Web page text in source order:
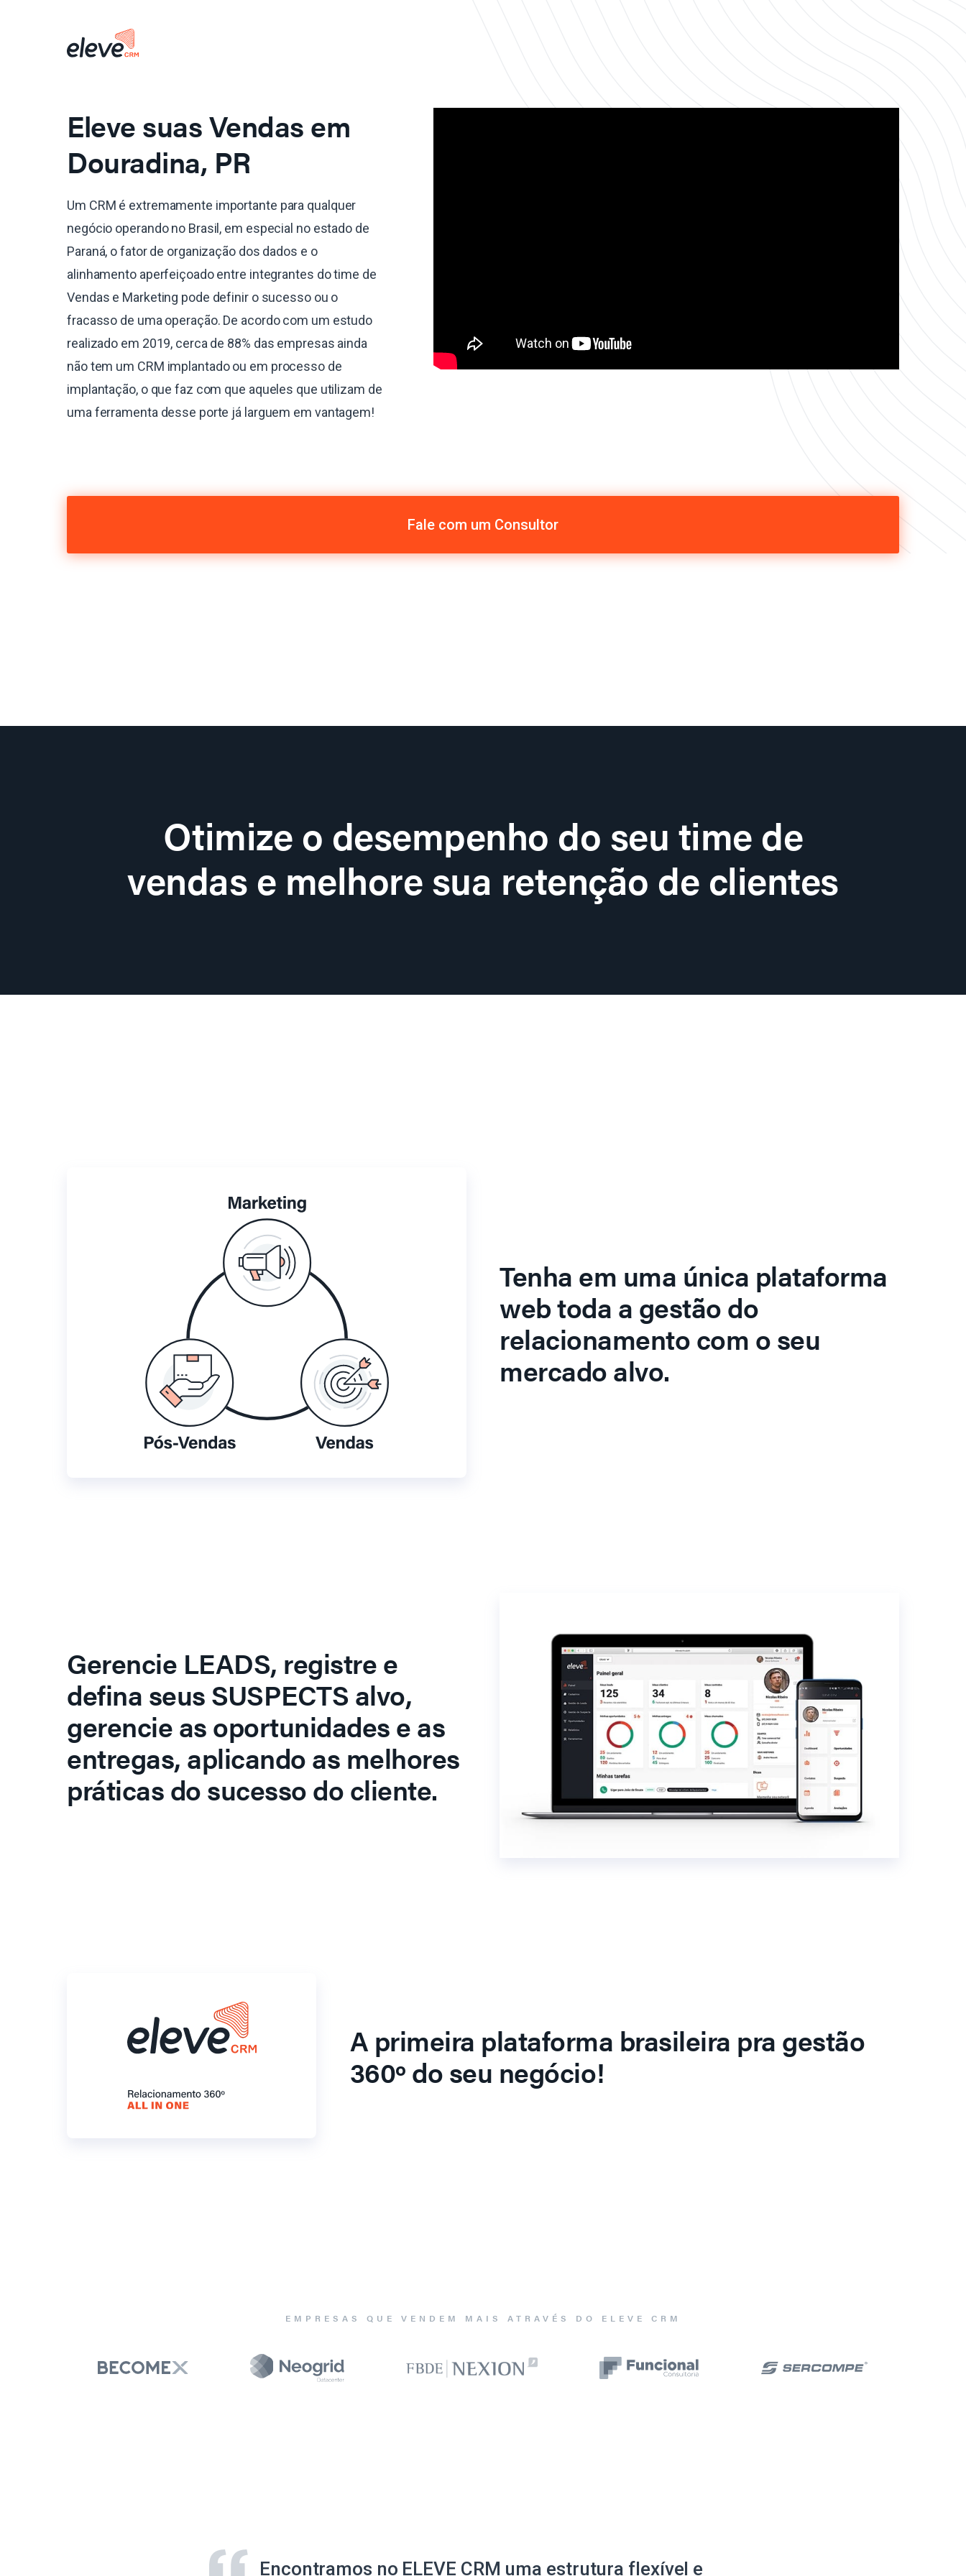
Eleve suas Vendas em
Douradina, PR
Um CRM é extremamente importante para qualquer
negócio operando no Brasil, em especial no estado de
Paraná, o fator de organização dos dados e o
alinhamento aperfeiçoado entre integrantes do time de
Vendas e Marketing pode definir o sucesso ou o
fracasso de uma operação. De acordo com um estudo
realizado em 2019, cerca de 88% das empresas ainda
não tem um CRM implantado ou em processo de
implantação, o que faz com que aqueles que utilizam de
uma ferramenta desse porte já larguem em vantagem!
Fale com um Consultor
Otimize o desempenho do seu time de
vendas e melhore sua retenção de clientes
Tenha em uma única plataforma
web toda a gestão do
relacionamento com o seu
mercado alvo.
Gerencie LEADS, registre e
defina seus SUSPECTS alvo,
gerencie as oportunidades e as
entregas, aplicando as melhores
práticas do sucesso do cliente.
A primeira plataforma brasileira pra gestão
360º do seu negócio!
EMPRESAS QUE VENDEM MAIS ATRAVÉS DO ELEVE CRM
Encontramos no ELEVE CRM uma estrutura flexível e